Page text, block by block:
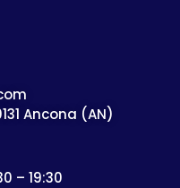
Ancona (AN)
– 19:30